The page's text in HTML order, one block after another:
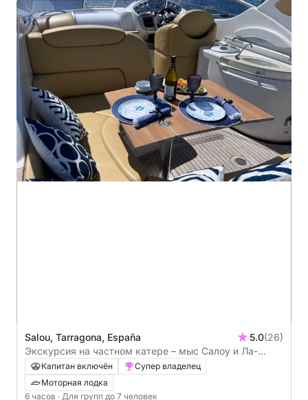
Salou, Tarragona, España 5.0(26)
Экскурсия на частном катере – мыс Салоу и Ла-
Пинеда (6 часов). Все включено.
Капитан включён
Супер владелец
Моторная лодка
6 часов · Для групп до 7 человек